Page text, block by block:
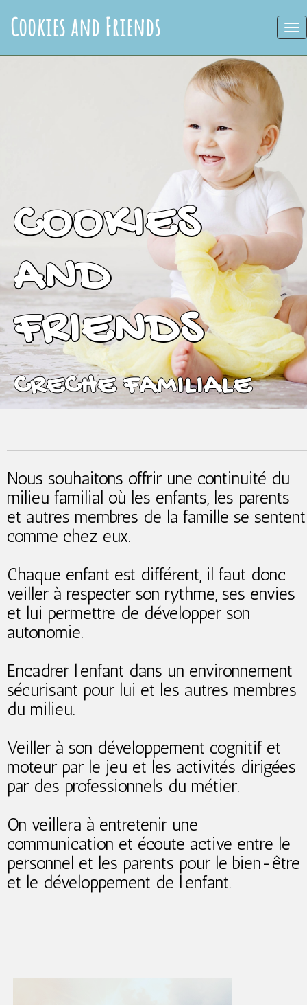
Cookies and Friends
COOKIES
AND
FRIENDS
CRECHE FAMILIALE
Nous souhaitons offrir une continuité du
milieu familial où les enfants, les parents
et autres membres de la famille se sentent
comme chez eux.
Chaque enfant est différent, il faut donc
veiller à respecter son rythme, ses envies
et lui permettre de développer son
autonomie.
Encadrer l’enfant dans un environnement
sécurisant pour lui et les autres membres
du milieu.
Veiller à son développement cognitif et
moteur par le jeu et les activités dirigées
par des professionnels du métier.
On veillera à entretenir une
communication et écoute active entre le
personnel et les parents pour le bien-être
et le développement de l’enfant.